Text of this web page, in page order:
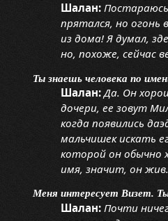
Шалан:
прятался, но огонь
из дома! Я думал,
но, похоже, сейчас
Ты знаешь человека по
Шалан: Да. Он
дочери, ее зовут
когда появились
мальчишек искать
которой он обычно
имя, значит, он
Меня интересует Визет.
Шалан: Почти